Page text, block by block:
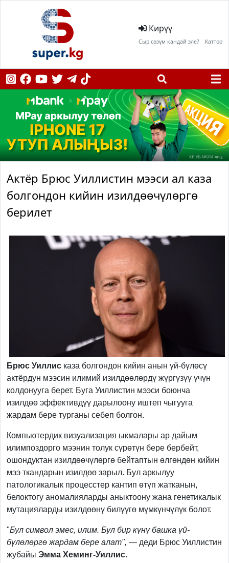
Кирүү
Сыр сөзүм кандай эле? Каттоо
Актёр Брюс Уиллистин мээси ал каза
болгондон кийин изилдөөчүлөргө
берилет
Брюс Уиллис каза болгондон кийин анын үй-бүлөсү
актёрдун мээсин илимий изилдөөлөрдү жүргүзүү үчүн
колдонууга берет. Буга Уиллистин мээси боюнча
изилдөө эффективдүү дарылоону иштеп чыгууга
жардам бере турганы себеп болгон.
Компьютердик визуализация ыкмалары ар дайым
илимпоздорго мээнин толук сүрөтүн бере бербейт,
ошондуктан изилдөөчүлөргө бейтаптын өлгөндөн кийин
мээ ткандарын изилдөө зарыл. Бул аркылуу
патологикалык процесстер кантип өтүп жатканын,
белоктогу аномалияларды аныктоону жана генетикалык
мутацияларды изилдөөнү билүүгө мүмкүнчүлүк болот.
"Бул символ эмес, илим. Бул бир күнү башка үй-
бүлөлөргө жардам бере алат", — деди Брюс Уиллистин
жубайы Эмма Хеминг-Уиллис.